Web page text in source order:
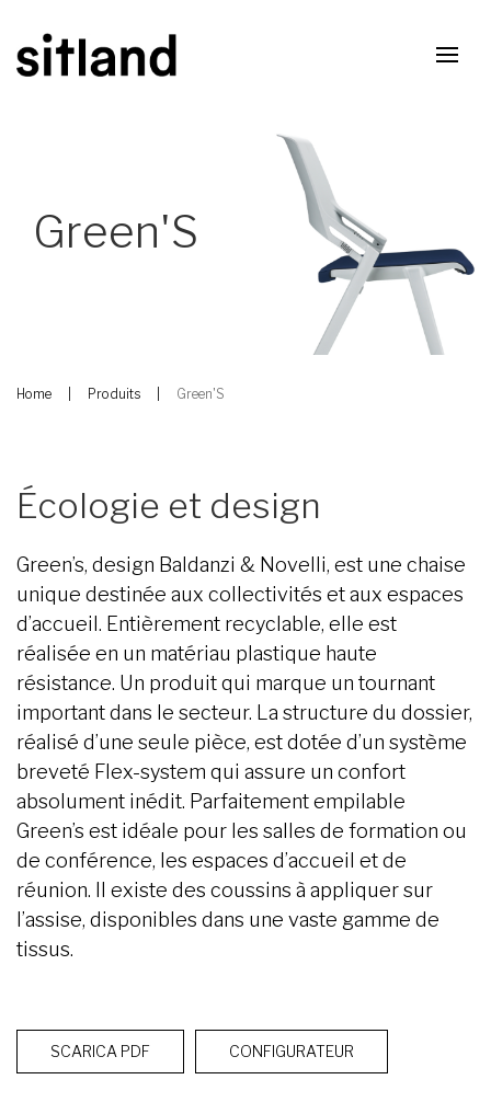
Green'S
Home Produits Green'S
Écologie et design
Green’s, design Baldanzi & Novelli, est une chaise
unique destinée aux collectivités et aux espaces
d’accueil. Entièrement recyclable, elle est
réalisée en un matériau plastique haute
résistance. Un produit qui marque un tournant
important dans le secteur. La structure du dossier,
réalisé d’une seule pièce, est dotée d’un système
breveté Flex-system qui assure un confort
absolument inédit. Parfaitement empilable
Green’s est idéale pour les salles de formation ou
de conférence, les espaces d’accueil et de
réunion. Il existe des coussins à appliquer sur
l’assise, disponibles dans une vaste gamme de
tissus.
SCARICA PDF CONFIGURATEUR